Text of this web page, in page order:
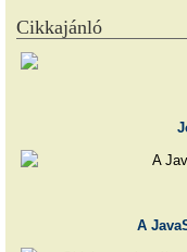
Cikkajánló
A